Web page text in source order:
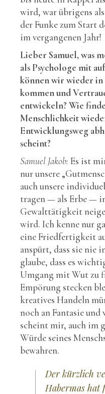
wird, war übrigens
der Funke zum Start
im vergangenen Jahr!
Lieber Samuel, was
als Psychologe mit
können wir wieder in
kommen und
entwickeln? Wie
Menschlichkeit
Entwicklungsweg
scheint?
Samuel Jakob: Es ist
nur unsere
auch unsere
tragen — als Erbe —
Gewalttätigkeit
wird. Ich kenne nur
eine Friedfertigkeit
anspürt, dass sie nie
glaube, dass es
Umgang mit Wut zu
Empörung stecken
kreatives Handeln
noch an Fantasie
scheint mir, auch im
Würde seines
bewahren.
Der kürzlich
Habermas hat